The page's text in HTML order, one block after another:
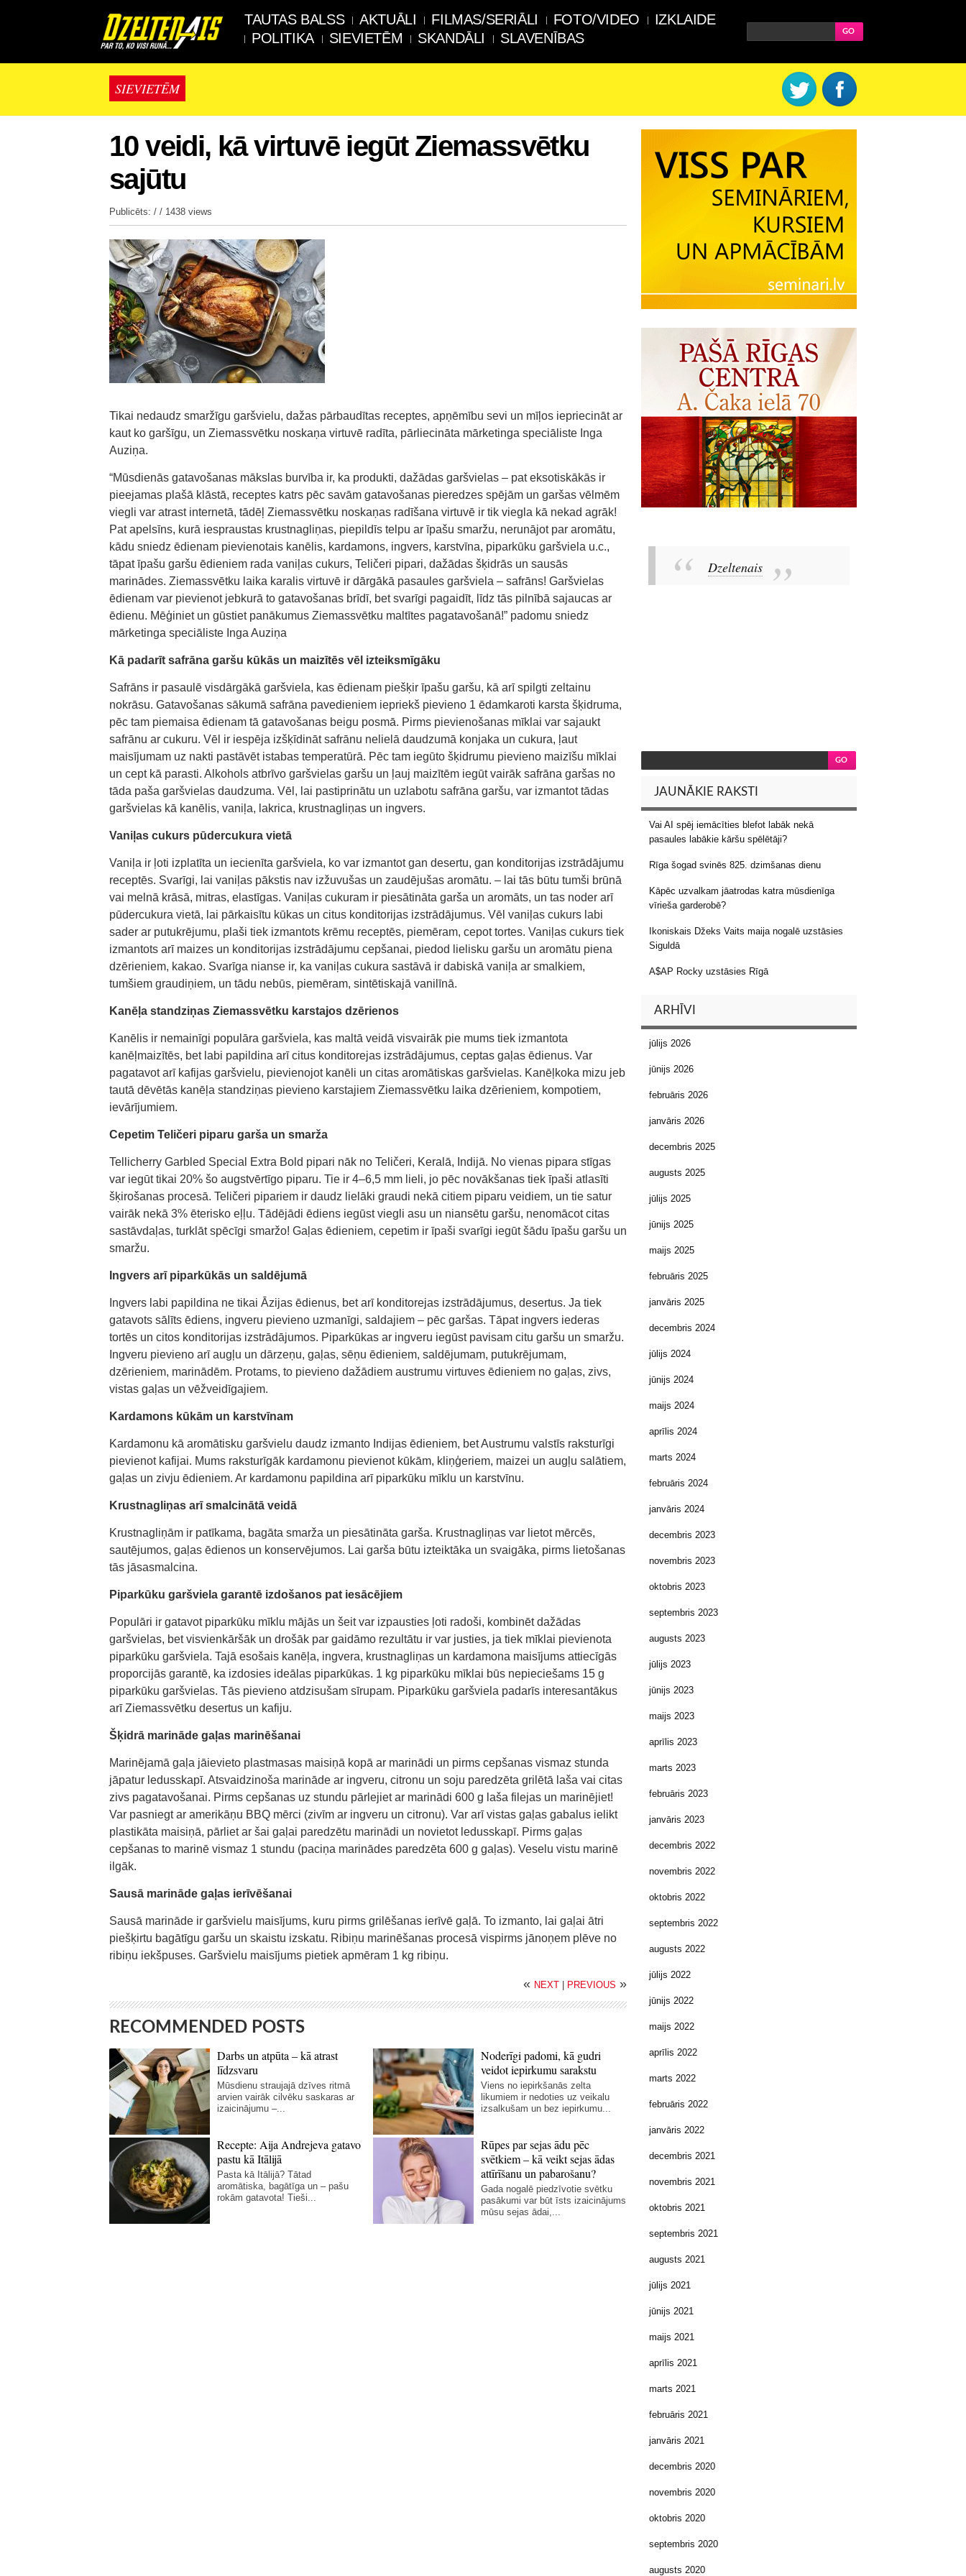
TAUTAS BALSS AKTUĀLI FILMAS/SERIĀLI FOTO/VIDEO
IZKLAIDE
POLITIKA
SIEVIETĒM SKANDĀLI SLAVENĪBAS
SIEVIETĒM
10 veidi, kā virtuvē iegūt Ziemassvētku
sajūtu
Publicēts: / / 1438 views
Tikai nedaudz smaržīgu garšvielu, dažas pārbaudītas receptes, apņēmību sevi un mīļos iepriecināt ar
kaut ko garšīgu, un Ziemassvētku noskaņa virtuvē radīta, pārliecināta mārketinga speciāliste Inga
Auziņa.
“Mūsdienās gatavošanas mākslas burvība ir, ka produkti, dažādas garšvielas – pat eksotiskākās ir
pieejamas plašā klāstā, receptes katrs pēc savām gatavošanas pieredzes spējām un garšas vēlmēm
viegli var atrast internetā, tādēļ Ziemassvētku noskaņas radīšana virtuvē ir tik viegla kā nekad agrāk!
Pat apelsīns, kurā iespraustas krustnagliņas, piepildīs telpu ar īpašu smaržu, nerunājot par aromātu,
kādu sniedz ēdienam pievienotais kanēlis, kardamons, ingvers, karstvīna, piparkūku garšviela u.c.,
tāpat īpašu garšu ēdieniem rada vaniļas cukurs, Teličeri pipari, dažādas šķidrās un sausās
marinādes. Ziemassvētku laika karalis virtuvē ir dārgākā pasaules garšviela – safrāns! Garšvielas
ēdienam var pievienot jebkurā to gatavošanas brīdī, bet svarīgi pagaidīt, līdz tās pilnībā sajaucas ar
ēdienu. Mēģiniet un gūstiet panākumus Ziemassvētku maltītes pagatavošanā!” padomu sniedz
mārketinga speciāliste Inga Auziņa
Kā padarīt safrāna garšu kūkās un maizītēs vēl izteiksmīgāku
Safrāns ir pasaulē visdārgākā garšviela, kas ēdienam piešķir īpašu garšu, kā arī spilgti zeltainu
nokrāsu. Gatavošanas sākumā safrāna pavedieniem iepriekš pievieno 1 ēdamkaroti karsta šķidruma,
pēc tam piemaisa ēdienam tā gatavošanas beigu posmā. Pirms pievienošanas mīklai var sajaukt
safrānu ar cukuru. Vēl ir iespēja izšķīdināt safrānu nelielā daudzumā konjaka un cukura, ļaut
maisījumam uz nakti pastāvēt istabas temperatūrā. Pēc tam iegūto šķidrumu pievieno maizīšu mīklai
un cept kā parasti. Alkohols atbrīvo garšvielas garšu un ļauj maizītēm iegūt vairāk safrāna garšas no
tāda paša garšvielas daudzuma. Vēl, lai pastiprinātu un uzlabotu safrāna garšu, var izmantot tādas
garšvielas kā kanēlis, vaniļa, lakrica, krustnagliņas un ingvers.
Vaniļas cukurs pūdercukura vietā
Vaniļa ir ļoti izplatīta un iecienīta garšviela, ko var izmantot gan desertu, gan konditorijas izstrādājumu
receptēs. Svarīgi, lai vaniļas pākstis nav izžuvušas un zaudējušas aromātu. – lai tās būtu tumši brūnā
vai melnā krāsā, mitras, elastīgas. Vaniļas cukuram ir piesātināta garša un aromāts, un tas noder arī
pūdercukura vietā, lai pārkaisītu kūkas un citus konditorijas izstrādājumus. Vēl vaniļas cukurs labi
sader ar putukrējumu, plaši tiek izmantots krēmu receptēs, piemēram, cepot tortes. Vaniļas cukurs tiek
izmantots arī maizes un konditorijas izstrādājumu cepšanai, piedod lielisku garšu un aromātu piena
dzērieniem, kakao. Svarīga nianse ir, ka vaniļas cukura sastāvā ir dabiskā vaniļa ar smalkiem,
tumšiem graudiņiem, un tādu nebūs, piemēram, sintētiskajā vanilīnā.
Kanēļa standziņas Ziemassvētku karstajos dzērienos
Kanēlis ir nemainīgi populāra garšviela, kas maltā veidā visvairāk pie mums tiek izmantota
kanēļmaizītēs, bet labi papildina arī citus konditorejas izstrādājumus, ceptas gaļas ēdienus. Var
pagatavot arī kafijas garšvielu, pievienojot kanēli un citas aromātiskas garšvielas. Kanēļkoka mizu jeb
tautā dēvētās kanēļa standziņas pievieno karstajiem Ziemassvētku laika dzērieniem, kompotiem,
ievārījumiem.
Cepetim Teličeri piparu garša un smarža
Tellicherry Garbled Special Extra Bold pipari nāk no Teličeri, Keralā, Indijā. No vienas pipara stīgas
var iegūt tikai 20% šo augstvērtīgo piparu. Tie ir 4–6,5 mm lieli, jo pēc novākšanas tiek īpaši atlasīti
šķirošanas procesā. Teličeri pipariem ir daudz lielāki graudi nekā citiem piparu veidiem, un tie satur
vairāk nekā 3% ēterisko eļļu. Tādējādi ēdiens iegūst viegli asu un niansētu garšu, nenomācot citas
sastāvdaļas, turklāt spēcīgi smaržo! Gaļas ēdieniem, cepetim ir īpaši svarīgi iegūt šādu īpašu garšu un
smaržu.
Ingvers arī piparkūkās un saldējumā
Ingvers labi papildina ne tikai Āzijas ēdienus, bet arī konditorejas izstrādājumus, desertus. Ja tiek
gatavots sālīts ēdiens, ingveru pievieno uzmanīgi, saldajiem – pēc garšas. Tāpat ingvers iederas
tortēs un citos konditorijas izstrādājumos. Piparkūkas ar ingveru iegūst pavisam citu garšu un smaržu.
Ingveru pievieno arī augļu un dārzeņu, gaļas, sēņu ēdieniem, saldējumam, putukrējumam,
dzērieniem, marinādēm. Protams, to pievieno dažādiem austrumu virtuves ēdieniem no gaļas, zivs,
vistas gaļas un vēžveidīgajiem.
Kardamons kūkām un karstvīnam
Kardamonu kā aromātisku garšvielu daudz izmanto Indijas ēdieniem, bet Austrumu valstīs raksturīgi
pievienot kafijai. Mums raksturīgāk kardamonu pievienot kūkām, kliņģeriem, maizei un augļu salātiem,
gaļas un zivju ēdieniem. Ar kardamonu papildina arī piparkūku mīklu un karstvīnu.
Krustnagliņas arī smalcinātā veidā
Krustnagliņām ir patīkama, bagāta smarža un piesātināta garša. Krustnagliņas var lietot mērcēs,
sautējumos, gaļas ēdienos un konservējumos. Lai garša būtu izteiktāka un svaigāka, pirms lietošanas
tās jāsasmalcina.
Piparkūku garšviela garantē izdošanos pat iesācējiem
Populāri ir gatavot piparkūku mīklu mājās un šeit var izpausties ļoti radoši, kombinēt dažādas
garšvielas, bet visvienkāršāk un drošāk par gaidāmo rezultātu ir var justies, ja tiek mīklai pievienota
piparkūku garšviela. Tajā esošais kanēļa, ingvera, krustnagliņas un kardamona maisījums attiecīgās
proporcijās garantē, ka izdosies ideālas piparkūkas. 1 kg piparkūku mīklai būs nepieciešams 15 g
piparkūku garšvielas. Tās pievieno atdzisušam sīrupam. Piparkūku garšviela padarīs interesantākus
arī Ziemassvētku desertus un kafiju.
Šķidrā marināde gaļas marinēšanai
Marinējamā gaļa jāievieto plastmasas maisiņā kopā ar marinādi un pirms cepšanas vismaz stunda
jāpatur ledusskapī. Atsvaidzinoša marināde ar ingveru, citronu un soju paredzēta grilētā laša vai citas
zivs pagatavošanai. Pirms cepšanas uz stundu pārlejiet ar marinādi 600 g laša filejas un marinējiet!
Var pasniegt ar amerikāņu BBQ mērci (zivīm ar ingveru un citronu). Var arī vistas gaļas gabalus ielikt
plastikāta maisiņā, pārliet ar šai gaļai paredzētu marinādi un novietot ledusskapī. Pirms gaļas
cepšanas to marinē vismaz 1 stundu (paciņa marinādes paredzēta 600 g gaļas). Veselu vistu marinē
ilgāk.
Sausā marināde gaļas ierīvēšanai
Sausā marināde ir garšvielu maisījums, kuru pirms grilēšanas ierīvē gaļā. To izmanto, lai gaļai ātri
piešķirtu bagātīgu garšu un skaistu izskatu. Ribiņu marinēšanas procesā vispirms jānoņem plēve no
ribiņu iekšpuses. Garšvielu maisījums pietiek apmēram 1 kg ribiņu.
« NEXT PREVIOUS »
RECOMMENDED POSTS
Darbs un atpūta – kā atrast
līdzsvaru
Mūsdienu straujajā dzīves ritmā
arvien vairāk cilvēku saskaras ar
izaicinājumu –...
Noderīgi padomi, kā gudri
veidot iepirkumu sarakstu
Viens no iepirkšanās zelta
likumiem ir nedoties uz veikalu
izsalkušam un bez iepirkumu...
Recepte: Aija Andrejeva gatavo
pastu kā Itālijā
Pasta kā Itālijā? Tātad
aromātiska, bagātīga un – pašu
rokām gatavota! Tieši...
Rūpes par sejas ādu pēc
svētkiem – kā veikt sejas ādas
attīrīšanu un pabarošanu?
Gada nogalē piedzīvotie svētku
pasākumi var būt īsts izaicinājums
mūsu sejas ādai,...
Dzeltenais
JAUNĀKIE RAKSTI
Vai AI spēj iemācīties blefot labāk nekā
pasaules labākie kāršu spēlētāji?
Rīga šogad svinēs 825. dzimšanas dienu
Kāpēc uzvalkam jāatrodas katra mūsdienīga
vīrieša garderobē?
Ikoniskais Džeks Vaits maija nogalē uzstāsies
Siguldā
A$AP Rocky uzstāsies Rīgā
ARHĪVI
jūlijs 2026
jūnijs 2026
februāris 2026
janvāris 2026
decembris 2025
augusts 2025
jūlijs 2025
jūnijs 2025
maijs 2025
februāris 2025
janvāris 2025
decembris 2024
jūlijs 2024
jūnijs 2024
maijs 2024
aprīlis 2024
marts 2024
februāris 2024
janvāris 2024
decembris 2023
novembris 2023
oktobris 2023
septembris 2023
augusts 2023
jūlijs 2023
jūnijs 2023
maijs 2023
aprīlis 2023
marts 2023
februāris 2023
janvāris 2023
decembris 2022
novembris 2022
oktobris 2022
septembris 2022
augusts 2022
jūlijs 2022
jūnijs 2022
maijs 2022
aprīlis 2022
marts 2022
februāris 2022
janvāris 2022
decembris 2021
novembris 2021
oktobris 2021
septembris 2021
augusts 2021
jūlijs 2021
jūnijs 2021
maijs 2021
aprīlis 2021
marts 2021
februāris 2021
janvāris 2021
decembris 2020
novembris 2020
oktobris 2020
septembris 2020
augusts 2020